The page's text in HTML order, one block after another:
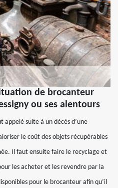
de brocanteur
ou ses alentours
appelé suite à un décès d’une
le coût des objets récupérables
Il faut ensuite faire le recyclage et
les acheter et les revendre par la
pour le brocanteur afin qu’il